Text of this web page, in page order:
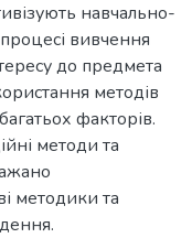
навчально-
процесі вивчення
до предмета
методів
факторів.
методи та
методики та